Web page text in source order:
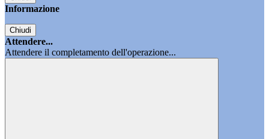
Informazione
Chiudi
Attendere...
Attendere il completamento dell'operazione...